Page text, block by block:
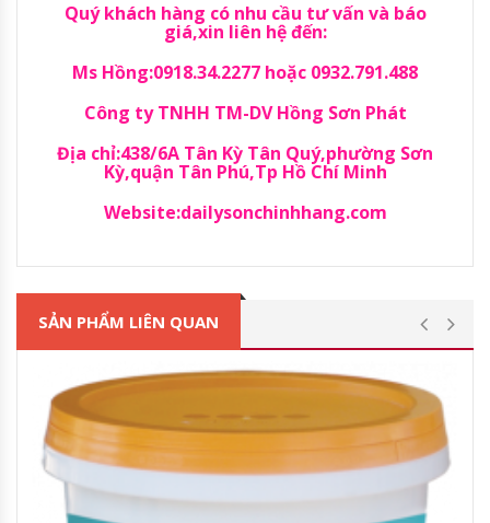
Quý khách hàng có nhu cầu tư vấn và báo
giá,xin liên hệ đến:
Ms Hồng:0918.34.2277 hoặc 0932.791.488
Công ty TNHH TM-DV Hồng Sơn Phát
Địa chỉ:438/6A Tân Kỳ Tân Quý,phường Sơn
Kỳ,quận Tân Phú,Tp Hồ Chí Minh
Website:dailysonchinhhang.com
SẢN PHẨM LIÊN QUAN